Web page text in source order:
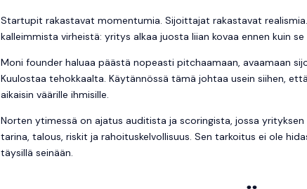
Startupit rakastavat momentumia. Sijoittajat rakastavat
kalleimmista virheistä: yritys alkaa juosta liian kovaa ennen kuin
Moni founder haluaa päästä nopeasti pitchaamaan, avaamaan
Kuulostaa tehokkaalta. Käytännössä tämä johtaa usein siihen,
aikaisin väärille ihmisille.
Norten ytimessä on ajatus auditista ja scoringista, jossa
tarina, talous, riskit ja rahoituskelvollisuus. Sen tarkoitus ei ole
täysillä seinään.